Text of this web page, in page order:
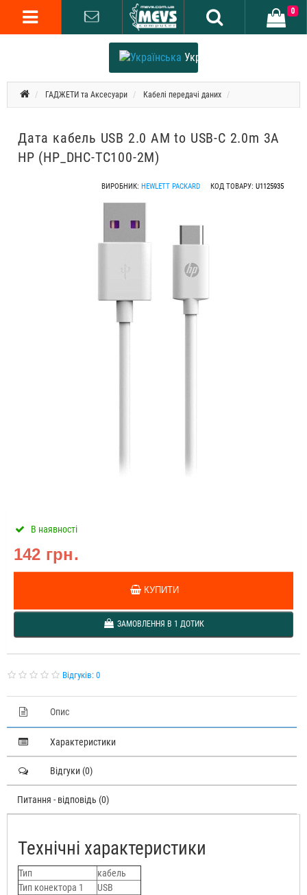
Українська
0
ГАДЖЕТИ та Аксесуари Кабелі передачі даних
Дата кабель USB 2.0 AM to USB-C 2.0m 3A
HP (HP_DHC-TC100-2M)
ВИРОБНИК: HEWLETT PACKARD КОД ТОВАРУ: U1125935
142 грн.
В наявності
КУПИТИ
ЗАМОВЛЕННЯ В 1 ДОТИК
Відгуків: 0
Опис
Характеристики
Відгуки (0)
Питання - відповідь (0)
Технічні характеристики
Тип
кабель
Тип конектора 1
USB